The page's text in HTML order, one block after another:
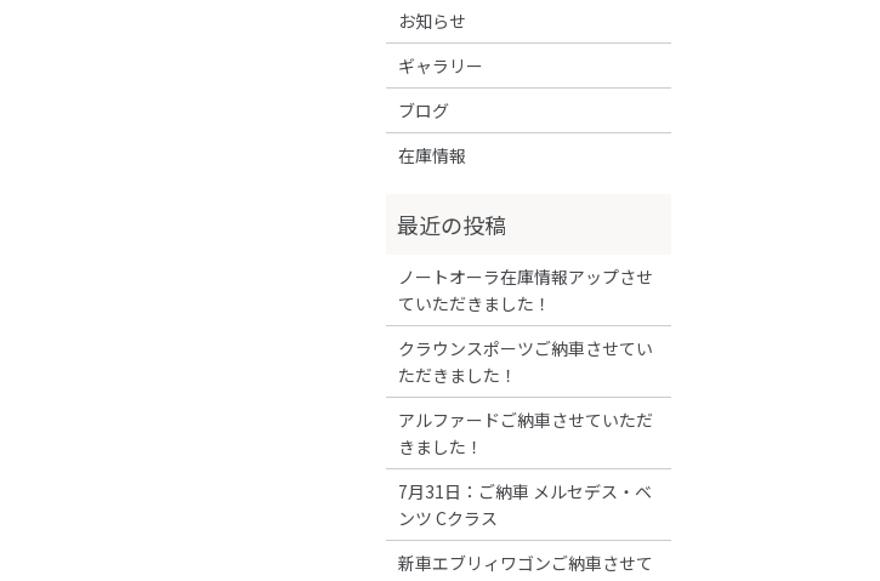
お知らせ
ギャラリー
ブログ
在庫情報
ノートオーラ在庫情報アップさせ
ていただきました！
クラウンスポーツご納車させてい
ただきました！
アルファードご納車させていただ
きました！
7月31日：ご納車 メルセデス・ベ
ンツ Cクラス
新車エブリィワゴンご納車させて